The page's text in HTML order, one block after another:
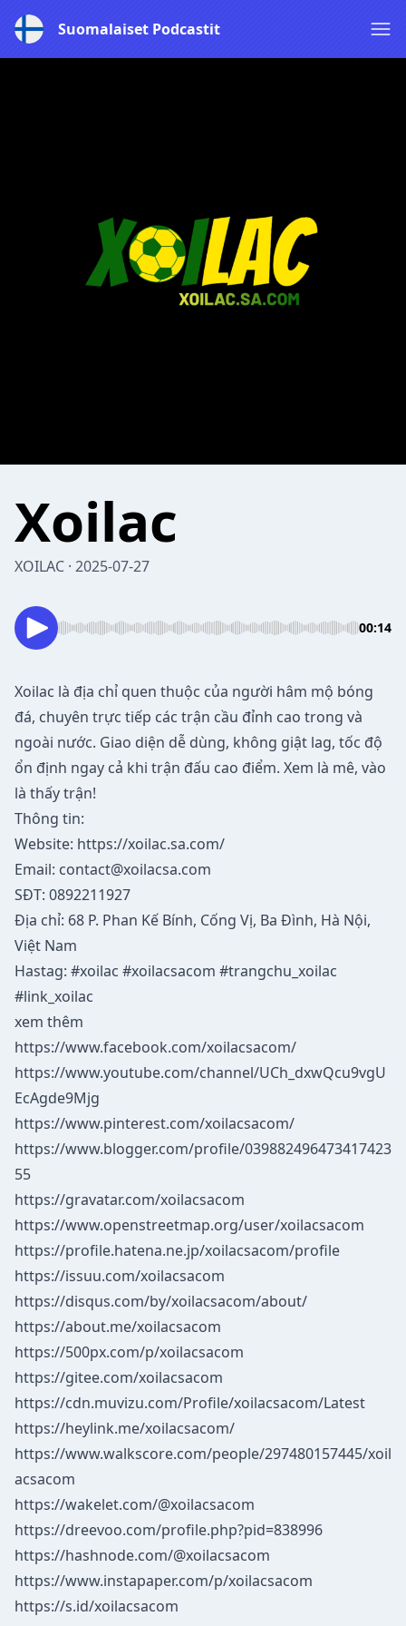
Suomalaiset Podcastit
Xoilac
XOILAC · 2025-07-27
00:14
Xoilac là địa chỉ quen thuộc của người hâm mộ bóng
đá, chuyên trực tiếp các trận cầu đỉnh cao trong và
ngoài nước. Giao diện dễ dùng, không giật lag, tốc độ
ổn định ngay cả khi trận đấu cao điểm. Xem là mê, vào
là thấy trận!
Thông tin:
Website: https://xoilac.sa.com/
Email: contact@xoilacsa.com
SĐT: 0892211927
Địa chỉ: 68 P. Phan Kế Bính, Cống Vị, Ba Đình, Hà Nội,
Việt Nam
Hastag: #xoilac #xoilacsacom #trangchu_xoilac
#link_xoilac
xem thêm
https://www.facebook.com/xoilacsacom/
https://www.youtube.com/channel/UCh_dxwQcu9vgU
EcAgde9Mjg
https://www.pinterest.com/xoilacsacom/
https://www.blogger.com/profile/039882496473417423
55
https://gravatar.com/xoilacsacom
https://www.openstreetmap.org/user/xoilacsacom
https://profile.hatena.ne.jp/xoilacsacom/profile
https://issuu.com/xoilacsacom
https://disqus.com/by/xoilacsacom/about/
https://about.me/xoilacsacom
https://500px.com/p/xoilacsacom
https://gitee.com/xoilacsacom
https://cdn.muvizu.com/Profile/xoilacsacom/Latest
https://heylink.me/xoilacsacom/
https://www.walkscore.com/people/297480157445/xoil
acsacom
https://wakelet.com/@xoilacsacom
https://dreevoo.com/profile.php?pid=838996
https://hashnode.com/@xoilacsacom
https://www.instapaper.com/p/xoilacsacom
https://s.id/xoilacsacom